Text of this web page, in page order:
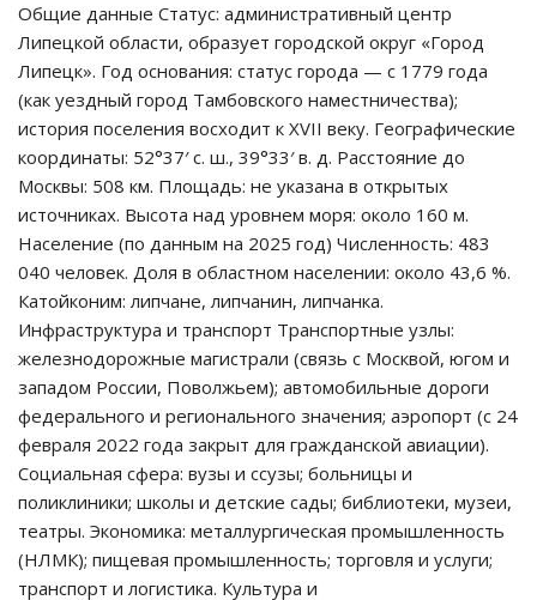
Общие данные Статус: административный центр
Липецкой области, образует городской округ «Город
Липецк». Год основания: статус города — с 1779 года
(как уездный город Тамбовского наместничества);
история поселения восходит к XVII веку. Географические
координаты: 52°37′ с. ш., 39°33′ в. д. Расстояние до
Москвы: 508 км. Площадь: не указана в открытых
источниках. Высота над уровнем моря: около 160 м.
Население (по данным на 2025 год) Численность: 483
040 человек. Доля в областном населении: около 43,6 %.
Катойконим: липчане, липчанин, липчанка.
Инфраструктура и транспорт Транспортные узлы:
железнодорожные магистрали (связь с Москвой, югом и
западом России, Поволжьем); автомобильные дороги
федерального и регионального значения; аэропорт (с 24
февраля 2022 года закрыт для гражданской авиации).
Социальная сфера: вузы и ссузы; больницы и
поликлиники; школы и детские сады; библиотеки, музеи,
театры. Экономика: металлургическая промышленность
(НЛМК); пищевая промышленность; торговля и услуги;
транспорт и логистика. Культура и